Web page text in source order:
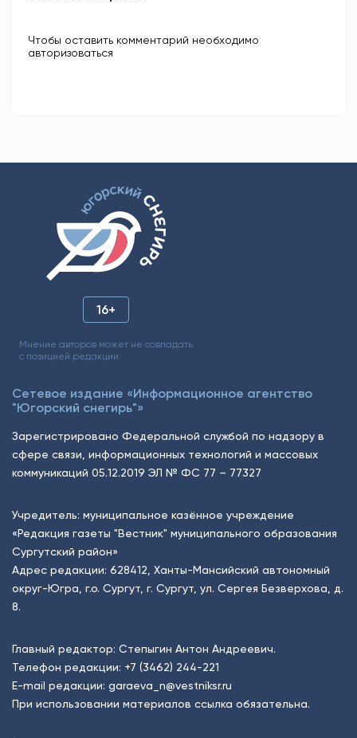
Чтобы оставить комментарий необходимо
авторизоваться
16+
Мнение авторов может не совпадать
с позицией редакции.
Сетевое издание «Информационное агентство
"Югорский снегирь"»
Зарегистрировано Федеральной службой по надзору в
сфере связи, информационных технологий и массовых
коммуникаций 05.12.2019 ЭЛ № ФС 77 – 77327
Учредитель: муниципальное казённое учреждение
«Редакция газеты "Вестник" муниципального образования
Сургутский район»
Адрес редакции: 628412, Ханты-Мансийский автономный
округ-Югра, г.о. Сургут, г. Сургут, ул. Сергея Безверхова, д.
8.
Главный редактор: Степыгин Антон Андреевич.
Телефон редакции: +7 (3462) 244-221
E-mail редакции: garaeva_n@vestniksr.ru
При использовании материалов ссылка обязательна.